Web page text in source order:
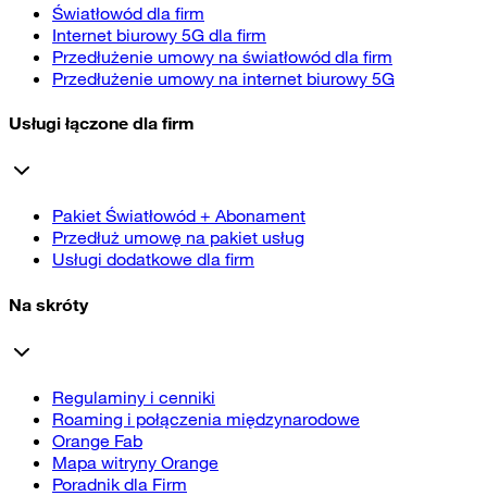
Światłowód dla firm
Internet biurowy 5G dla firm
Przedłużenie umowy na światłowód dla firm
Przedłużenie umowy na internet biurowy 5G
Usługi łączone dla firm
Pakiet Światłowód + Abonament
Przedłuż umowę na pakiet usług
Usługi dodatkowe dla firm
Na skróty
Regulaminy i cenniki
Roaming i połączenia międzynarodowe
Orange Fab
Mapa witryny Orange
Poradnik dla Firm